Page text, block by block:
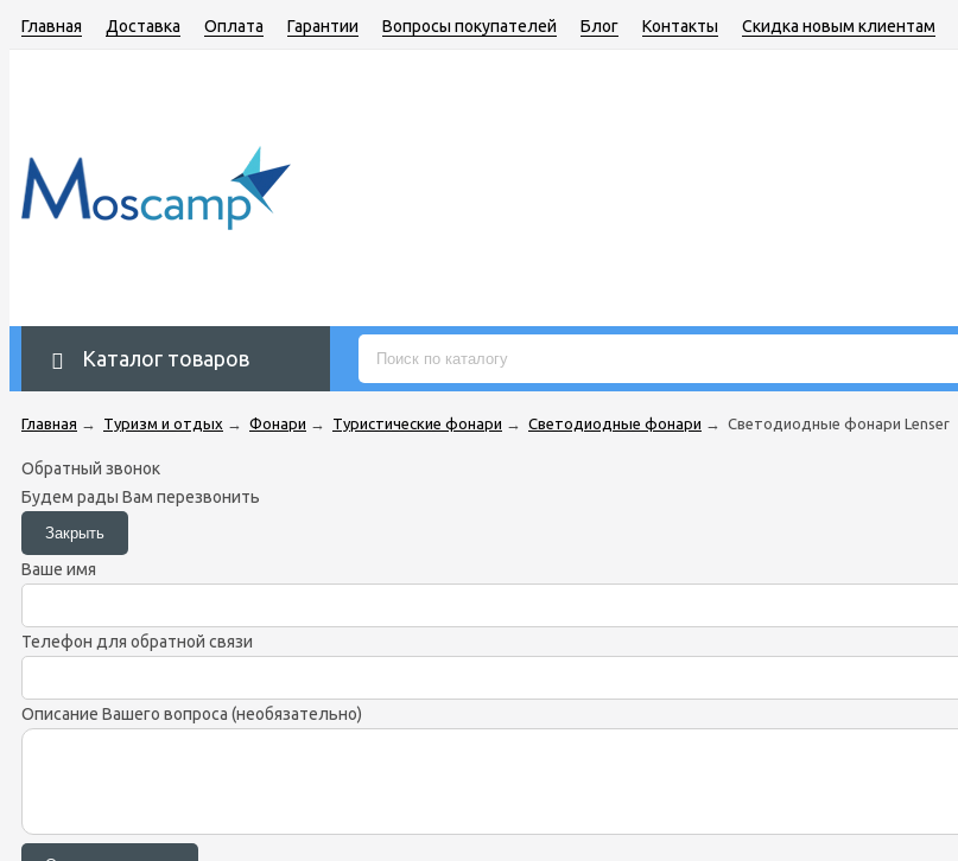
Главная Доставка Оплата Гарантии Вопросы покупателей Блог Контакты Скидка новым клиентам
Каталог товаров
Главная → Туризм и отдых → Фонари → Туристические фонари → Светодиодные фонари → Светодиодные фонари Lenser
Обратный звонок
Будем рады Вам перезвонить
Ваше имя
Телефон для обратной связи
Описание Вашего вопроса (необязательно)